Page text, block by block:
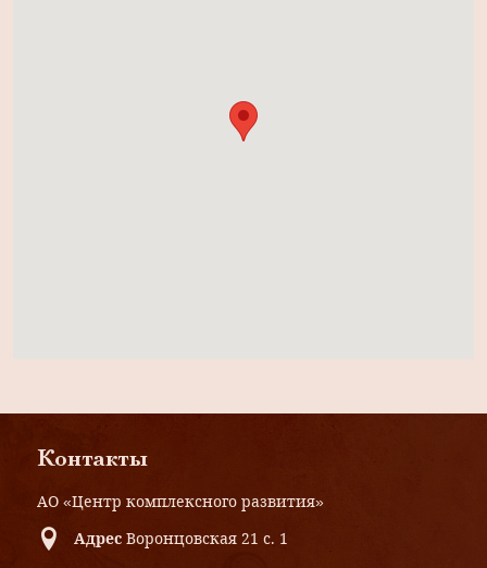
Контакты
АО «Центр комплексного развития»
Адрес Воронцовская 21 с. 1